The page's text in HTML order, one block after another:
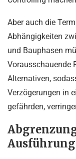
Aber auch die
Abhängigkeiten
und Bauphasen
Vorausschauende
Alternativen,
Verzögerungen in
gefährden,
Ausführung